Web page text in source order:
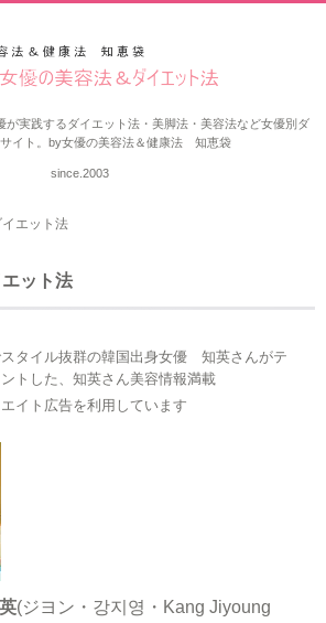
が実践するダイエット法・美脚法・美容法など女優別ダ
イト。by女優の美容法＆健康法 知恵袋
since.2003
エット法
ット法
タイル抜群の韓国出身女優 知英さんがテ
トした、知英さん美容情報満載
イト広告を利用しています
(ジヨン・강지영・Kang Jiyoung